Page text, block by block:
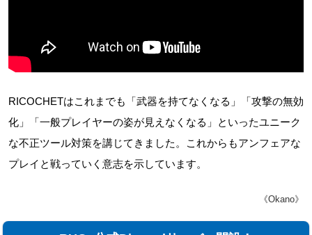
RICOCHETはこれまでも「武器を持てなくなる」「攻撃の無効
化」「一般プレイヤーの姿が見えなくなる」といったユニーク
な不正ツール対策を講じてきました。これからもアンフェアな
プレイと戦っていく意志を示しています。
《Okano》